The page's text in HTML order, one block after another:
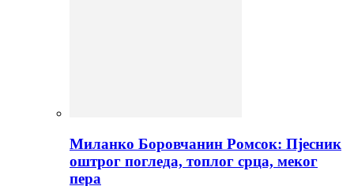
Миланко Боровчанин Ромсок: Пјесник
оштрог погледа, топлог срца, меког
пера